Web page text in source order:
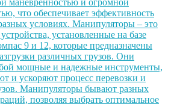
маневренностью и огромной
что обеспечивает эффективность
условиях. Манипуляторы – это
установленные на базе
9 и 12, которые предназначены
различных грузов. Они
мощные и надежные инструменты,
и ускоряют процесс перевозки и
Манипуляторы бывают разных
позволяя выбрать оптимальное